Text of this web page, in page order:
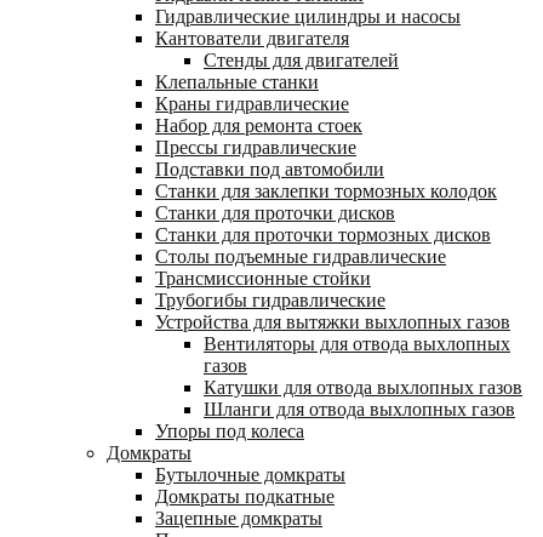
Гидравлические цилиндры и насосы
Кантователи двигателя
Стенды для двигателей
Клепальные станки
Краны гидравлические
Набор для ремонта стоек
Прессы гидравлические
Подставки под автомобили
Станки для заклепки тормозных колодок
Станки для проточки дисков
Станки для проточки тормозных дисков
Столы подъемные гидравлические
Трансмиссионные стойки
Трубогибы гидравлические
Устройства для вытяжки выхлопных газов
Вентиляторы для отвода выхлопных
газов
Катушки для отвода выхлопных газов
Шланги для отвода выхлопных газов
Упоры под колеса
Домкраты
Бутылочные домкраты
Домкраты подкатные
Зацепные домкраты